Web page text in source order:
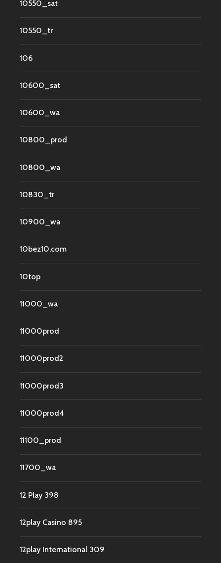
10550_sat
10550_tr
106
10600_sat
10600_wa
10800_prod
10800_wa
10830_tr
10900_wa
10bez10.com
10top
11000_wa
11000prod
11000prod2
11000prod3
11000prod4
11100_prod
11700_wa
12 Play 398
12play Casino 895
12play International 309